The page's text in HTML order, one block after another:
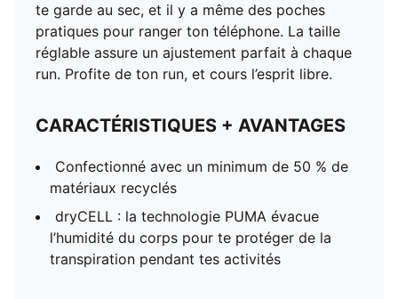
te garde au sec, et il y a même des poches
pratiques pour ranger ton téléphone. La taille
réglable assure un ajustement parfait à chaque
run. Profite de ton run, et cours l’esprit libre.
CARACTÉRISTIQUES + AVANTAGES
Confectionné avec un minimum de 50 % de
matériaux recyclés
dryCELL : la technologie PUMA évacue
l’humidité du corps pour te protéger de la
transpiration pendant tes activités